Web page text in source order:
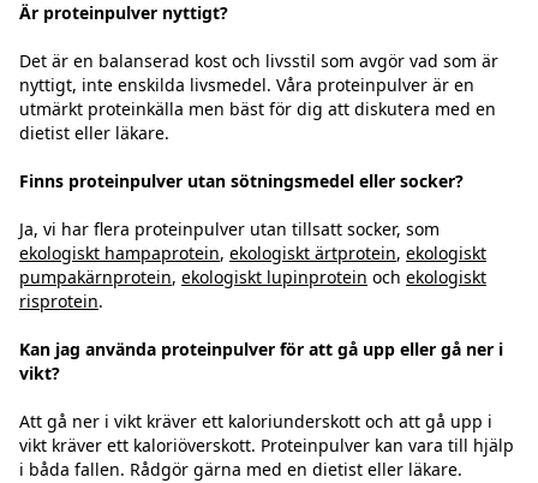
Är proteinpulver nyttigt?
Det är en balanserad kost och livsstil som avgör vad som är
nyttigt, inte enskilda livsmedel. Våra proteinpulver är en
utmärkt proteinkälla men bäst för dig att diskutera med en
dietist eller läkare.
Finns proteinpulver utan sötningsmedel eller socker?
Ja, vi har flera proteinpulver utan tillsatt socker, som
ekologiskt hampaprotein, ekologiskt ärtprotein, ekologiskt
pumpakärnprotein, ekologiskt lupinprotein och ekologiskt
risprotein.
Kan jag använda proteinpulver för att gå upp eller gå ner i
vikt?
Att gå ner i vikt kräver ett kaloriunderskott och att gå upp i
vikt kräver ett kaloriöverskott. Proteinpulver kan vara till hjälp
i båda fallen. Rådgör gärna med en dietist eller läkare.